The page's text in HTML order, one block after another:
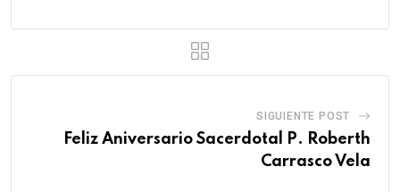
SIGUIENTE POST
Feliz Aniversario Sacerdotal P. Roberth
Carrasco Vela